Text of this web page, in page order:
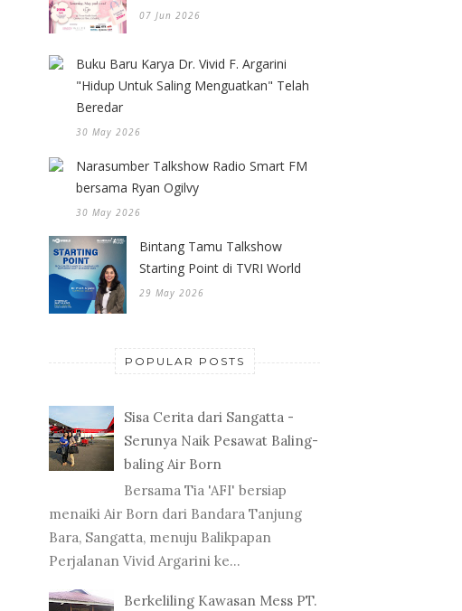
07 Jun 2026
Buku Baru Karya Dr. Vivid F. Argarini
"Hidup Untuk Saling Menguatkan" Telah
Beredar
30 May 2026
Narasumber Talkshow Radio Smart FM
bersama Ryan Ogilvy
30 May 2026
Bintang Tamu Talkshow
Starting Point di TVRI World
29 May 2026
POPULAR POSTS
Sisa Cerita dari Sangatta -
Serunya Naik Pesawat Baling-
baling Air Born
Bersama Tia 'AFI' bersiap
menaiki Air Born dari Bandara Tanjung
Bara, Sangatta, menuju Balikpapan
Perjalanan Vivid Argarini ke...
Berkeliling Kawasan Mess PT.